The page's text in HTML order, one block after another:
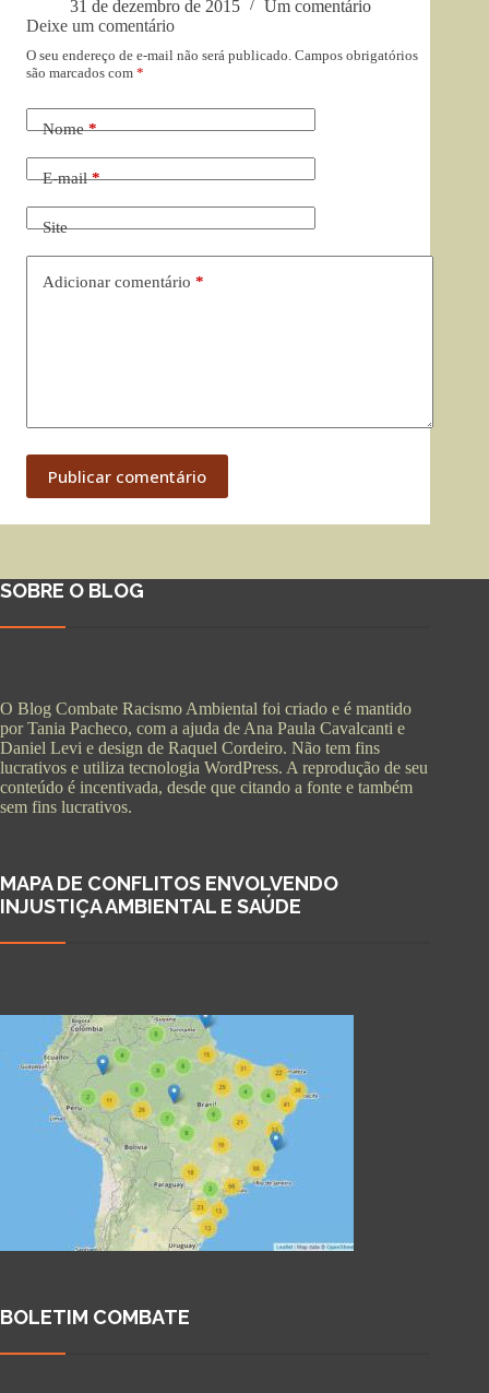
31 de dezembro de 2015
Um comentário
Deixe um comentário
O seu endereço de e-mail não será publicado. Campos obrigatórios
são marcados com *
Nome*
E-mail*
Site
Adicionar comentário *
Publicar comentário
SOBRE O BLOG
O Blog Combate Racismo Ambiental foi criado e é mantido
por Tania Pacheco, com a ajuda de Ana Paula Cavalcanti e
Daniel Levi e design de Raquel Cordeiro. Não tem fins
lucrativos e utiliza tecnologia WordPress. A reprodução de seu
conteúdo é incentivada, desde que citando a fonte e também
sem fins lucrativos.
MAPA DE CONFLITOS ENVOLVENDO
INJUSTIÇA AMBIENTAL E SAÚDE
BOLETIM COMBATE